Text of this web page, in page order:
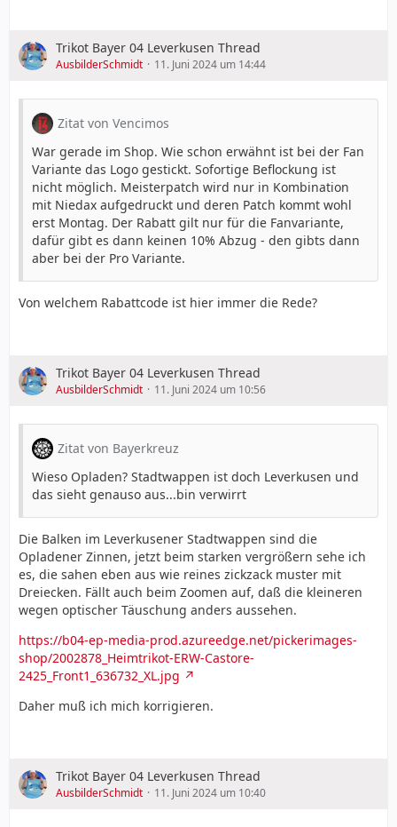
Trikot Bayer 04 Leverkusen Thread
AusbilderSchmidt 11. Juni 2024 um 14:44
Zitat von Vencimos
War gerade im Shop. Wie schon erwähnt ist bei der Fan
Variante das Logo gestickt. Sofortige Beflockung ist
nicht möglich. Meisterpatch wird nur in Kombination
mit Niedax aufgedruckt und deren Patch kommt wohl
erst Montag. Der Rabatt gilt nur für die Fanvariante,
dafür gibt es dann keinen 10% Abzug - den gibts dann
aber bei der Pro Variante.
Von welchem Rabattcode ist hier immer die Rede?
Trikot Bayer 04 Leverkusen Thread
AusbilderSchmidt 11. Juni 2024 um 10:56
Zitat von Bayerkreuz
Wieso Opladen? Stadtwappen ist doch Leverkusen und
das sieht genauso aus...bin verwirrt
Die Balken im Leverkusener Stadtwappen sind die
Opladener Zinnen, jetzt beim starken vergrößern sehe ich
es, die sahen eben aus wie reines zickzack muster mit
Dreiecken. Fällt auch beim Zoomen auf, daß die kleineren
wegen optischer Täuschung anders aussehen.
https://b04-ep-media-prod.azureedge.net/pickerimages-
shop/2002878_Heimtrikot-ERW-Castore-
2425_Front1_636732_XL.jpg
Daher muß ich mich korrigieren.
Trikot Bayer 04 Leverkusen Thread
AusbilderSchmidt 11. Juni 2024 um 10:40